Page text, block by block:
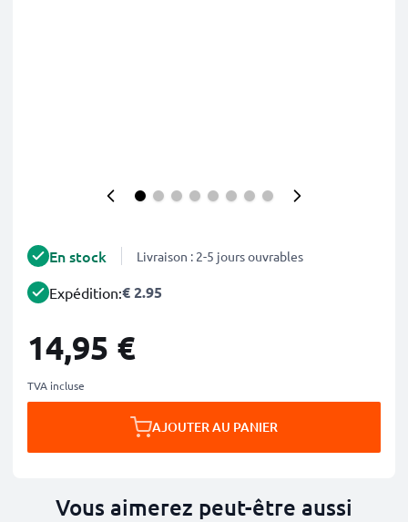
En stock Livraison : 2-5 jours ouvrables
Expédition:€ 2.95
14,95 €
TVA incluse
AJOUTER AU PANIER
Vous aimerez peut-être aussi